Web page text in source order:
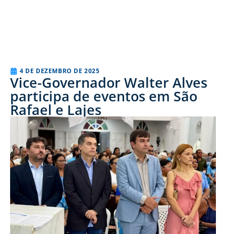
4 DE DEZEMBRO DE 2025
Vice-Governador Walter Alves
participa de eventos em São
Rafael e Lajes